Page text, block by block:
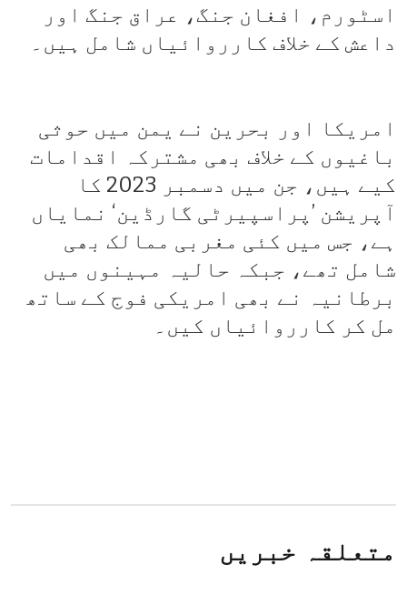
اسٹورم، افغان جنگ، عراق جنگ اور
داعش کے خلاف کارروائیاں شامل ہیں۔
امریکا اور بحرین نے یمن میں حوثی
باغیوں کے خلاف بھی مشترکہ اقدامات
کیے ہیں، جن میں دسمبر 2023 کا
آپریشن ’پراسپیرٹی گارڈین‘ نمایاں
ہے، جس میں کئی مغربی ممالک بھی
شامل تھے، جبکہ حالیہ مہینوں میں
برطانیہ نے بھی امریکی فوج کے ساتھ
مل کر کارروائیاں کیں۔
متعلقہ خبریں